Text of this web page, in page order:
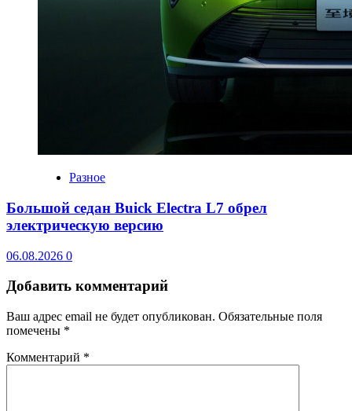
Разное
Большой седан Buick Electra L7 обрел
электрическую версию
06.08.2026 0
Добавить комментарий
Ваш адрес email не будет опубликован. Обязательные поля
помечены *
Комментарий *